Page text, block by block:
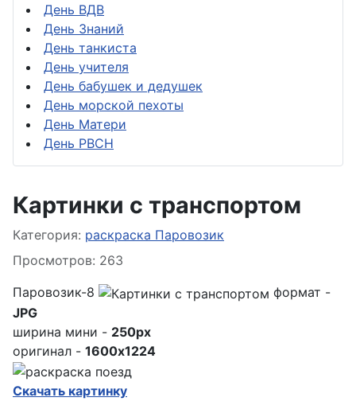
День ВДВ
День Знаний
День танкиста
День учителя
День бабушек и дедушек
День морской пехоты
День Матери
День РВСН
Картинки с транспортом
Информация о материале
Категория: раскраска Паровозик
Просмотров: 263
Паровозик-8
формат -
JPG
ширина мини - 250px
оригинал - 1600x1224
Скачать картинку